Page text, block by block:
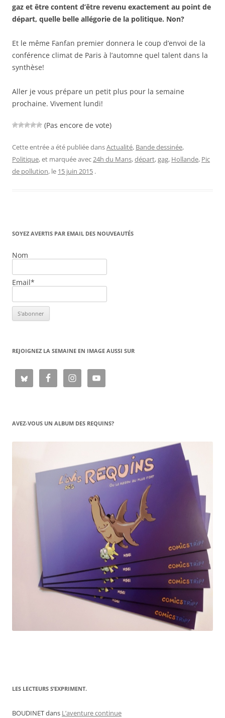
gaz et être content d’être revenu exactement au point de
départ, quelle belle allégorie de la politique. Non?
Et le même Fanfan premier donnera le coup d’envoi de la
conférence climat de Paris à l’automne quel talent dans la
synthèse!
Aller je vous prépare un petit plus pour la semaine
prochaine. Vivement lundi!
(Pas encore de vote)
Cette entrée a été publiée dansActualité, Bande dessinée,
Politique, et marquée avec24h du Mans,départ,gag, Hollande, Pic
de pollution, le 15 juin 2015 .
SOYEZ AVERTIS PAR EMAIL DES NOUVEAUTÉS
Nom
Email*
REJOIGNEZ LA SEMAINE EN IMAGE AUSSI SUR
AVEZ-VOUS UN ALBUM DES REQUINS?
LES LECTEURS S’EXPRIMENT.
BOUDINETdans L’aventure continue